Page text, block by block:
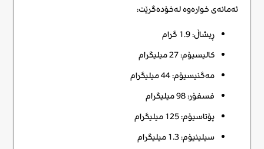
ئەمانەی خوارەوە لەخۆدەگرێت:
ڕیشاڵ: 1.9 گرام
کالیسیۆم: 27 میلیگرام
مەگنیسیۆم: 44 میلیگرام
فسفۆر: 98 میلیگرام
پۆتاسیۆم: 125 میلیگرام
سیلینیۆم: 1.3 میلیگرام